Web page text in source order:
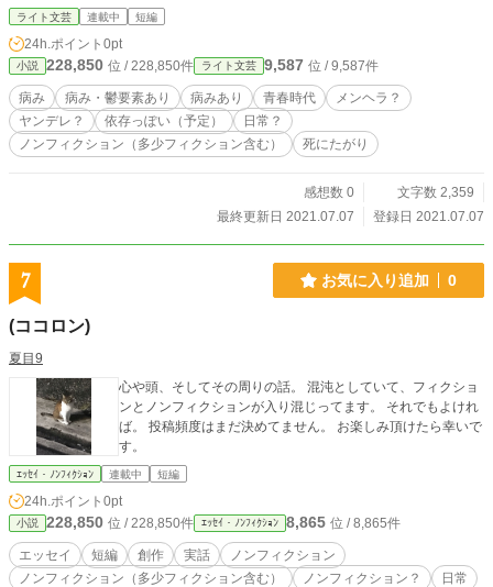
ライト文芸 連載中 短編
24h.ポイント 0pt
小説 228,850 位 / 228,850件 ライト文芸 9,587 位 / 9,587件
病み 病み・鬱要素あり 病みあり 青春時代
メンヘラ？
ヤンデレ？
依存っぽい（予定）
日常？
ノンフィクション（多少フィクション含む）
死にたがり
感想数 0
文字数 2,359
最終更新日 2021.07.07
登録日 2021.07.07
7 お気に入り追加 0
(ココロン)
夏目9
心や頭、そしてその周りの話。 混沌としていて、フィクショ
ンとノンフィクションが入り混じってます。 それでもよけれ
ば。 投稿頻度はまだ決めてません。 お楽しみ頂けたら幸いで
す。
ｴｯｾｲ・ﾉﾝﾌｨｸｼｮﾝ 連載中 短編
24h.ポイント 0pt
小説 228,850 位 / 228,850件 ｴｯｾｲ・ﾉﾝﾌｨｸｼｮﾝ 8,865 位 / 8,865件
エッセイ 短編 創作 実話
ノンフィクション
ノンフィクション（多少フィクション含む）
ノンフィクション？
日常